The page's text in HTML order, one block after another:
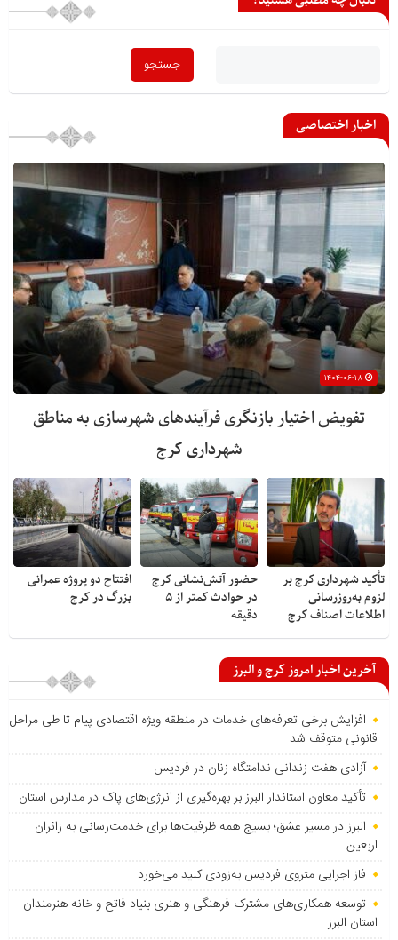
اخبار اختصاصی
تفویض اختیار بازنگری فرآیندهای شهرسازی به مناطق
شهرداری کرج
تأکید شهرداری کرج بر
لزوم به‌روزرسانی
اطلاعات اصناف کرج
حضور آتش‌نشانی کرج
در حوادث کمتر از ۵
دقیقه
افتتاح دو پروژه عمرانی
بزرگ در کرج
آخرین اخبار امروز کرج و البرز
افزایش برخی تعرفه‌های خدمات در منطقه ویژه اقتصادی پیام تا طی مراحل
قانونی متوقف شد
آزادی هفت زندانی ندامتگاه زنان در فردیس
تأکید معاون استاندار البرز بر بهره‌گیری از انرژی‌های پاک در مدارس استان
البرز در مسیر عشق؛ بسیج همه ظرفیت‌ها برای خدمت‌رسانی به زائران
اربعین
فاز اجرایی متروی فردیس به‌زودی کلید می‌خورد
توسعه همکاری‌های مشترک فرهنگی و هنری بنیاد فاتح و خانه هنرمندان
استان البرز